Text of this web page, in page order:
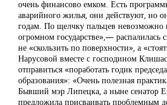
очень финансово емком. Есть
аварийного жилья, они действуют, но
годам. По щелчку пальцев невозможно
огромном государстве»,— распалилась
не «скользить по поверхности», а
Нарусовой вместе с господином
отправиться «поработать годик
образования»: «Очень полезная
Бывший мэр Липецка, а ныне сенатор
предложила присваивать проблемным